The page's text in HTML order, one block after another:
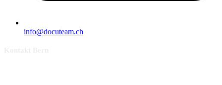
info@docuteam.ch